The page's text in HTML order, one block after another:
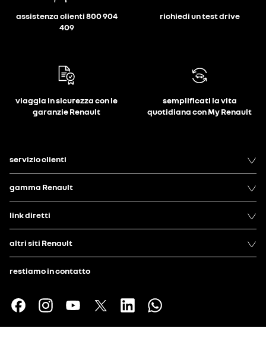
assistenza clienti 800 904
409
richiedi un test drive
viaggia in sicurezza con le
garanzie Renault
semplificati la vita
quotidiana con My Renault
servizio clienti
gamma Renault
link diretti
altri siti Renault
restiamo in contatto